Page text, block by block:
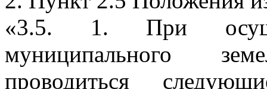
«3.5. 1. При
муниципального
проводиться